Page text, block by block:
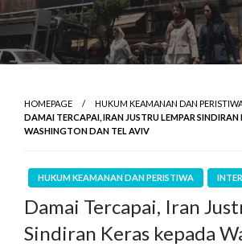
HOMEPAGE
HUKUM KEAMANAN DAN
DAMAI TERCAPAI, IRAN JUSTRU LEMPAR SINDIRAN
WASHINGTON DAN TEL AVIV
HUKUM KEAMANAN DAN PERISTIWA
Damai Tercapai, Iran
Sindiran Keras kepada